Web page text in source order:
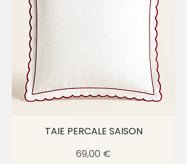
TAIE PERCALE SAISON
Prix
69,00 €